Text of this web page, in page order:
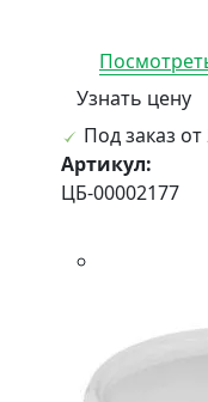
Узнать цену
Под заказ от
Артикул:
ЦБ-00002177